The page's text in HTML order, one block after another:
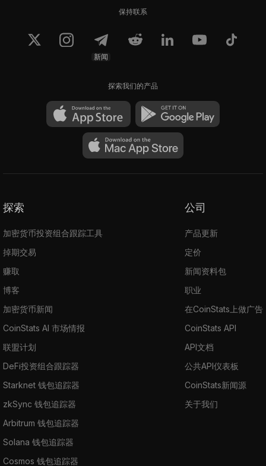
保持联系
新闻
探索我们的产品
探索
加密货币投资组合跟踪工具
掉期交易
赚取
博客
加密货币新闻
CoinStats AI 市场情报
联盟计划
DeFi投资组合跟踪器
Starknet 钱包追踪器
zkSync 钱包追踪器
Arbitrum 钱包追踪器
Solana 钱包追踪器
Cosmos 钱包追踪器
公司
产品更新
定价
新闻资料包
职业
在CoinStats上做广告
CoinStats API
API文档
公共API仪表板
CoinStats新闻源
关于我们